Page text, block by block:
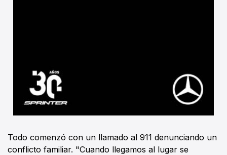
Todo comenzó con un llamado al 911 denunciando un
conflicto familiar. "Cuando llegamos al lugar se